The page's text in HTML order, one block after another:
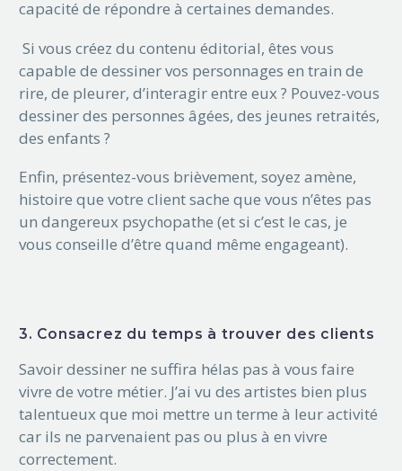
capacité de répondre à certaines demandes.
Si vous créez du contenu éditorial, êtes vous
capable de dessiner vos personnages en train de
rire, de pleurer, d’interagir entre eux ? Pouvez-vous
dessiner des personnes âgées, des jeunes retraités,
des enfants ?
Enfin, présentez-vous brièvement, soyez amène,
histoire que votre client sache que vous n’êtes pas
un dangereux psychopathe (et si c’est le cas, je
vous conseille d’être quand même engageant).
3. Consacrez du temps à trouver des clients
Savoir dessiner ne suffira hélas pas à vous faire
vivre de votre métier. J’ai vu des artistes bien plus
talentueux que moi mettre un terme à leur activité
car ils ne parvenaient pas ou plus à en vivre
correctement.